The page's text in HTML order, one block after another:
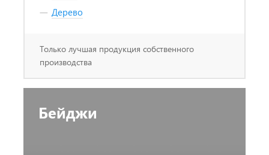
Дерево
Только лучшая продукция собственного
производства
Бейджи